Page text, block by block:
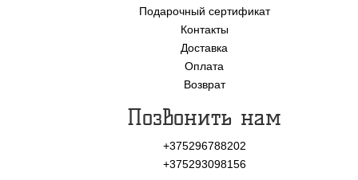
Подарочный сертификат
Контакты
Доставка
Оплата
Возврат
Позвонить нам
+375296788202
+375293098156